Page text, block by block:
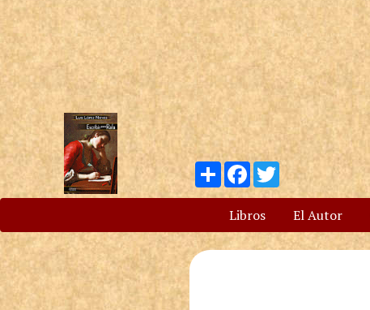
Compartir
Facebook
Twitter
Libros El Autor